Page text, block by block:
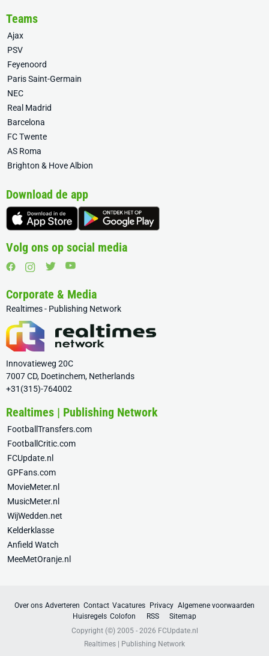
Teams
Ajax
PSV
Feyenoord
Paris Saint-Germain
NEC
Real Madrid
Barcelona
FC Twente
AS Roma
Brighton & Hove Albion
Download de app
Volg ons op social media
Corporate & Media
Realtimes - Publishing Network
Innovatieweg 20C
7007 CD, Doetinchem, Netherlands
+31(315)-764002
Realtimes | Publishing Network
FootballTransfers.com
FootballCritic.com
FCUpdate.nl
GPFans.com
MovieMeter.nl
MusicMeter.nl
WijWedden.net
Kelderklasse
Anfield Watch
MeeMetOranje.nl
Over ons Adverteren Contact Vacatures Privacy Algemene voorwaarden
Huisregels Colofon RSS
Sitemap
Copyright (©) 2005 - 2026 FCUpdate.nl
Realtimes | Publishing Network